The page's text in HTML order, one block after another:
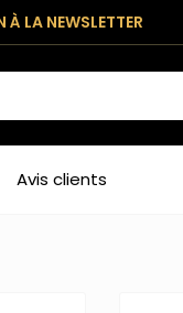
LA NEWSLETTER
Avis clients